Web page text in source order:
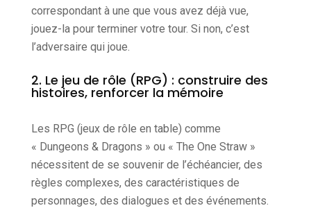
correspondant à une que vous avez déjà vue,
jouez-la pour terminer votre tour. Si non, c’est
l’adversaire qui joue.
2. Le jeu de rôle (RPG) : construire des
histoires, renforcer la mémoire
Les RPG (jeux de rôle en table) comme
« Dungeons & Dragons » ou « The One Straw »
nécessitent de se souvenir de l’échéancier, des
règles complexes, des caractéristiques de
personnages, des dialogues et des événements.